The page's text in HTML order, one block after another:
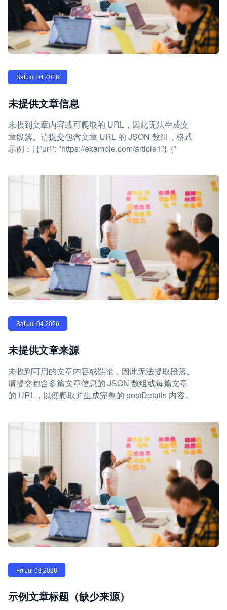
Sat Jul 04 2026
未提供文章信息
未收到文章内容或可爬取的 URL，因此无法生成文
章段落。请提交包含文章 URL 的 JSON 数组，格式
示例：[ {"url": "https://example.com/article1"}, {"
Sat Jul 04 2026
未提供文章来源
未收到可用的文章内容或链接，因此无法提取段落。
请提交包含多篇文章信息的 JSON 数组或每篇文章
的 URL，以便爬取并生成完整的 postDetails 内容。
Fri Jul 03 2026
示例文章标题（缺少来源）